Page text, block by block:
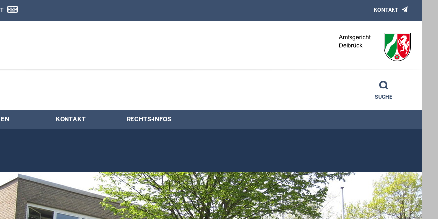
Kontaktformular
KONTAKT
SUCHE
KONTAKT RECHTS-INFOS